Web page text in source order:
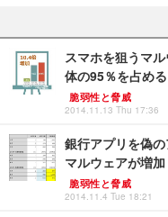
スマホを狙うマ
体の95％を占める
脆弱性と脅威
2014.11.13 Thu 17:36
銀行アプリを偽
マルウェアが増加
脆弱性と脅威
2014.11.4 Tue 18:21